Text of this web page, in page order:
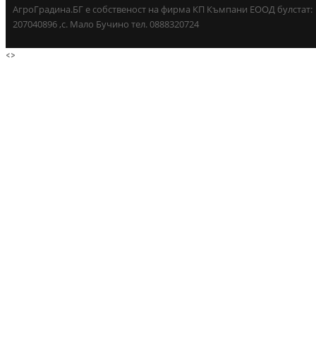
АгроГрадина.БГ е собственост на фирма КП Къмпани ЕООД булстат:
207040896 ,с. Мало Бучино тел. 0888320724
<>